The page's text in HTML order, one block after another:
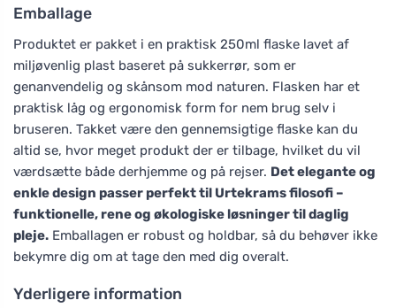
Emballage
Produktet er pakket i en praktisk 250ml flaske lavet af
miljøvenlig plast baseret på sukkerrør, som er
genanvendelig og skånsom mod naturen. Flasken har et
praktisk låg og ergonomisk form for nem brug selv i
bruseren. Takket være den gennemsigtige flaske kan du
altid se, hvor meget produkt der er tilbage, hvilket du vil
værdsætte både derhjemme og på rejser. Det elegante og
enkle design passer perfekt til Urtekrams filosofi –
funktionelle, rene og økologiske løsninger til daglig
pleje. Emballagen er robust og holdbar, så du behøver ikke
bekymre dig om at tage den med dig overalt.
Yderligere information